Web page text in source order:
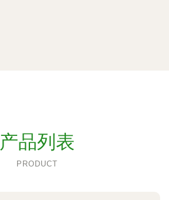
产品列表
PRODUCT